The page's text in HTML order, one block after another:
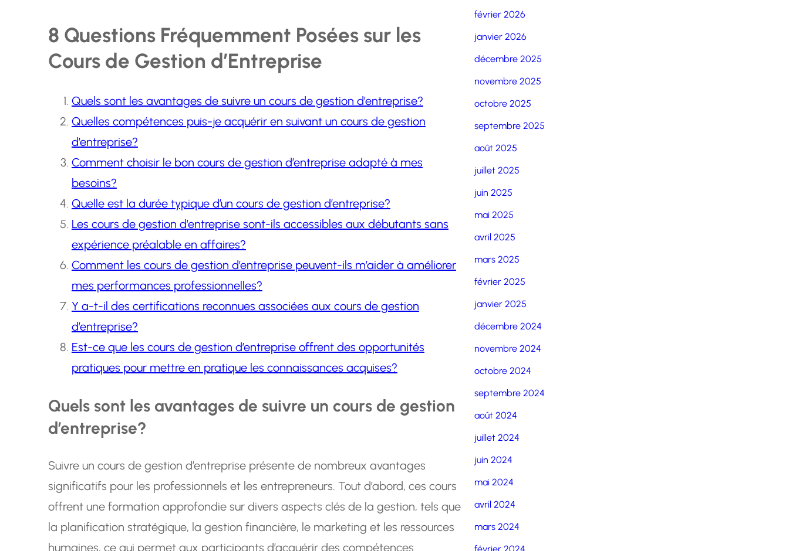
8 Questions Fréquemment Posées sur les
Cours de Gestion d’Entreprise
Quels sont les avantages de suivre un cours de gestion d’entreprise?
Quelles compétences puis-je acquérir en suivant un cours de gestion
d’entreprise?
Comment choisir le bon cours de gestion d’entreprise adapté à mes
besoins?
Quelle est la durée typique d’un cours de gestion d’entreprise?
Les cours de gestion d’entreprise sont-ils accessibles aux débutants sans
expérience préalable en affaires?
Comment les cours de gestion d’entreprise peuvent-ils m’aider à améliorer
mes performances professionnelles?
Y a-t-il des certifications reconnues associées aux cours de gestion
d’entreprise?
Est-ce que les cours de gestion d’entreprise offrent des opportunités
pratiques pour mettre en pratique les connaissances acquises?
Quels sont les avantages de suivre un cours de gestion
d’entreprise?
Suivre un cours de gestion d’entreprise présente de nombreux avantages
significatifs pour les professionnels et les entrepreneurs. Tout d’abord, ces cours
offrent une formation approfondie sur divers aspects clés de la gestion, tels que
la planification stratégique, la gestion financière, le marketing et les ressources
humaines, ce qui permet aux participants d’acquérir des compétences
février 2026
janvier 2026
décembre 2025
novembre 2025
octobre 2025
septembre 2025
août 2025
juillet 2025
juin 2025
mai 2025
avril 2025
mars 2025
février 2025
janvier 2025
décembre 2024
novembre 2024
octobre 2024
septembre 2024
août 2024
juillet 2024
juin 2024
mai 2024
avril 2024
mars 2024